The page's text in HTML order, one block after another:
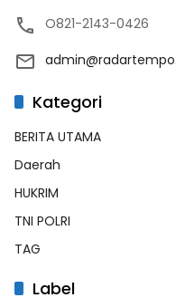
O821-2143-0426
Kategori
BERITA UTAMA
Daerah
HUKRIM
TNI POLRI
TAG
Label